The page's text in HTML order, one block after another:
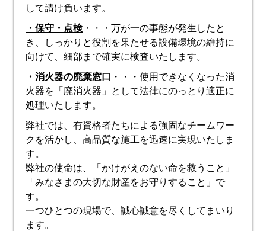
して請け負います。
・保守・点検 ・・・万が一の事態が発生したと
き、しっかりと役割を果たせる設備環境の維持に
向けて、細部まで確実に検査いたします。
・消火器の廃棄窓口 ・・・使用できなくなった消
火器を「廃消火器」として法律にのっとり適正に
処理いたします。
弊社では、有資格者たちによる強固なチームワー
クを活かし、高品質な施工を迅速に実現いたしま
す。
弊社の使命は、「かけがえのない命を救うこと」
「みなさまの大切な財産をお守りすること」で
す。
一つひとつの現場で、誠心誠意を尽くしてまいり
ます。